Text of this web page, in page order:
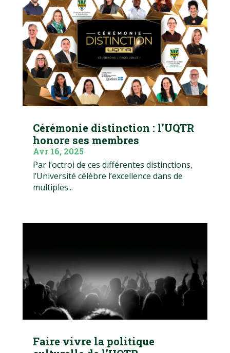
Cérémonie distinction : l’UQTR
honore ses membres
Avr 16, 2025
Par l’octroi de ces différentes distinctions,
l’Université célèbre l’excellence dans de
multiples...
Faire vivre la politique